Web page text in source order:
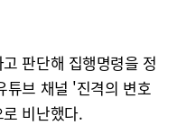
판단해 집행명령을 정
튜브 채널 '진격의 변호
비난했다.